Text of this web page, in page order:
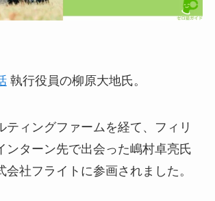
執行役員の柳原大地氏。
ティングファームを経て、フィリ
ンターン先で出会った嶋村卓亮氏
会社フライトに参画されました。